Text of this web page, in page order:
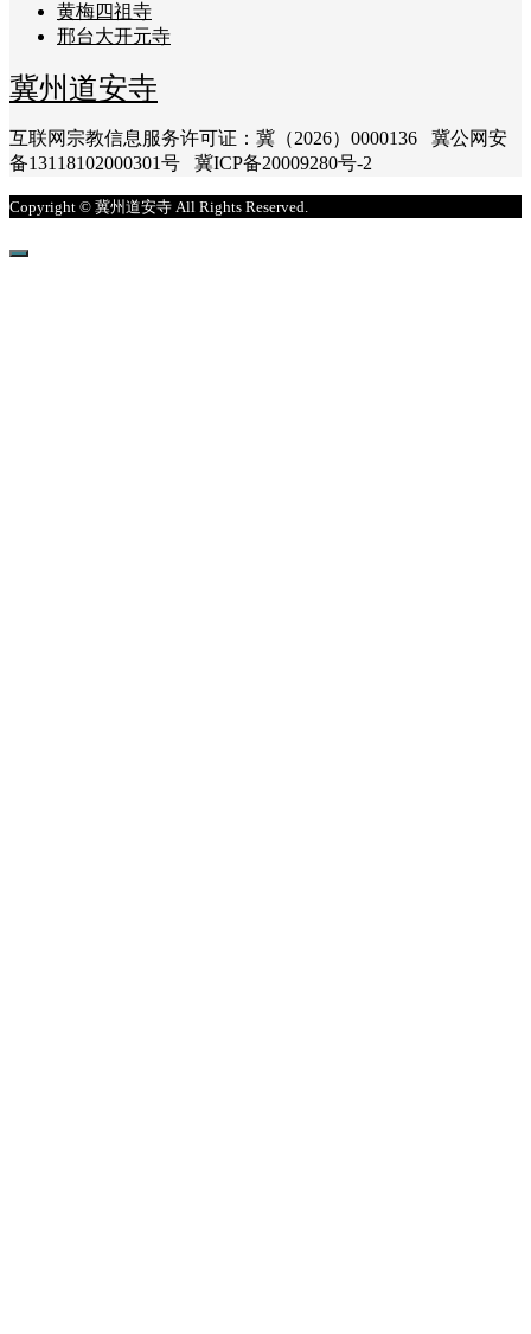
黄梅四祖寺
邢台大开元寺
冀州道安寺
互联网宗教信息服务许可证：冀（2026）0000136 冀公网安
备13118102000301号 冀ICP备20009280号-2
Copyright © 冀州道安寺 All Rights Reserved.